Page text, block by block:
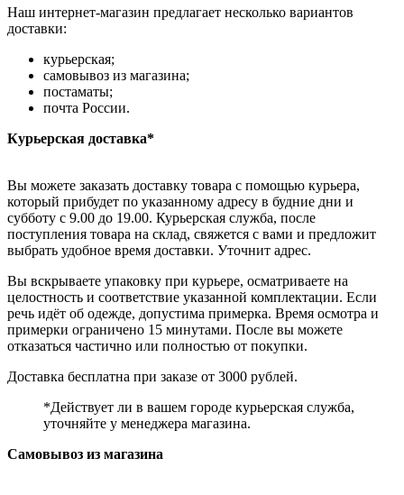
Наш интернет-магазин предлагает несколько вариантов
доставки:
курьерская;
самовывоз из магазина;
постаматы;
почта России.
Курьерская доставка*
Вы можете заказать доставку товара с помощью курьера,
который прибудет по указанному адресу в будние дни и
субботу с 9.00 до 19.00. Курьерская служба, после
поступления товара на склад, свяжется с вами и предложит
выбрать удобное время доставки. Уточнит адрес.
Вы вскрываете упаковку при курьере, осматриваете на
целостность и соответствие указанной комплектации. Если
речь идёт об одежде, допустима примерка. Время осмотра и
примерки ограничено 15 минутами. После вы можете
отказаться частично или полностью от покупки.
Доставка бесплатна при заказе от 3000 рублей.
*Действует ли в вашем городе курьерская служба,
уточняйте у менеджера магазина.
Самовывоз из магазина